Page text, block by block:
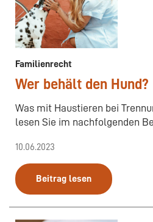
Familienrecht
Wer behält den Hund?
Was mit Haustieren bei
lesen Sie im nachfolgenden
10.06.2023
Beitrag lesen